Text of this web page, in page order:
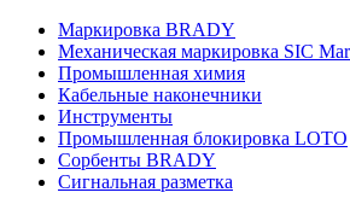
Маркировка BRADY
Механическая маркировка SIC
Промышленная химия
Кабельные наконечники
Инструменты
Промышленная блокировка LOTO
Сорбенты BRADY
Сигнальная разметка